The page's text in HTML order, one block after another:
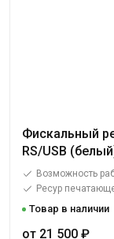
Фискальный
RS/USB
Возможность
Ресур
Товар в наличии
от 21 500 ₽